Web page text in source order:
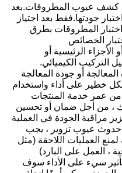
كشف عيوب المطروقات.بعد
جودتها.فقط بعد اجتياز
اختبار المطروقات بطرق
الخصائص
الأجزاء الرئيسية أو
التركيب الكيميائي.
أو جودة المعالجة
خطير على أداء واستخدام
عمر خدمة المنتجات
، من أجل ضمان أو تحسين
مراقبة الجودة في العملية
حدوث عيوب تزوير ، يجب
العمليات اللاحقة (مثل
، العمل على البارد)
سيء على الأداء سوف